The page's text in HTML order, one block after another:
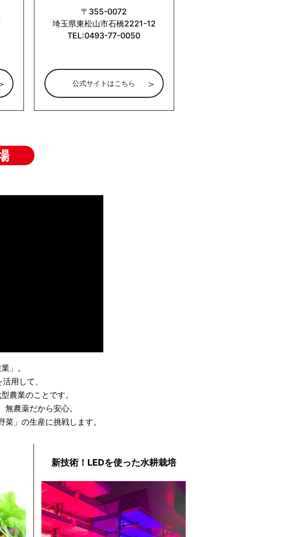
〒355-0072
埼玉県東松山市石橋2221-12
TEL:0493-77-0050
公式サイトはこちら
」。
用して、
農業のことです。
農薬だから安心。
」の生産に挑戦します。
新技術！LEDを使った水耕栽培